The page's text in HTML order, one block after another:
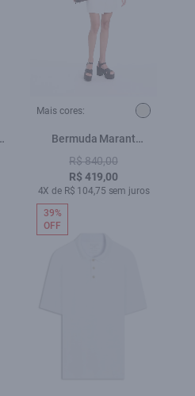
Mais cores:
Bermuda Marant
Transpass Buttons
Natural
R$ 840,00
R$ 419,00
4X de R$ 104,75 sem juros
39%
OFF